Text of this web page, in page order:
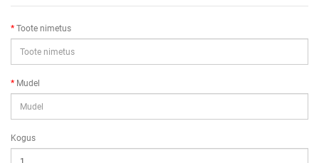
Toote nimetus
Mudel
Kogus